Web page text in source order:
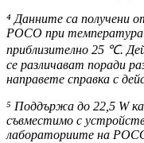
⁴ Данните са получени
POCO при
приблизително 25 ℃.
се различават поради
направете справка с
⁵ Поддържа до 22,5 W
съвместимо с
лабораториите на